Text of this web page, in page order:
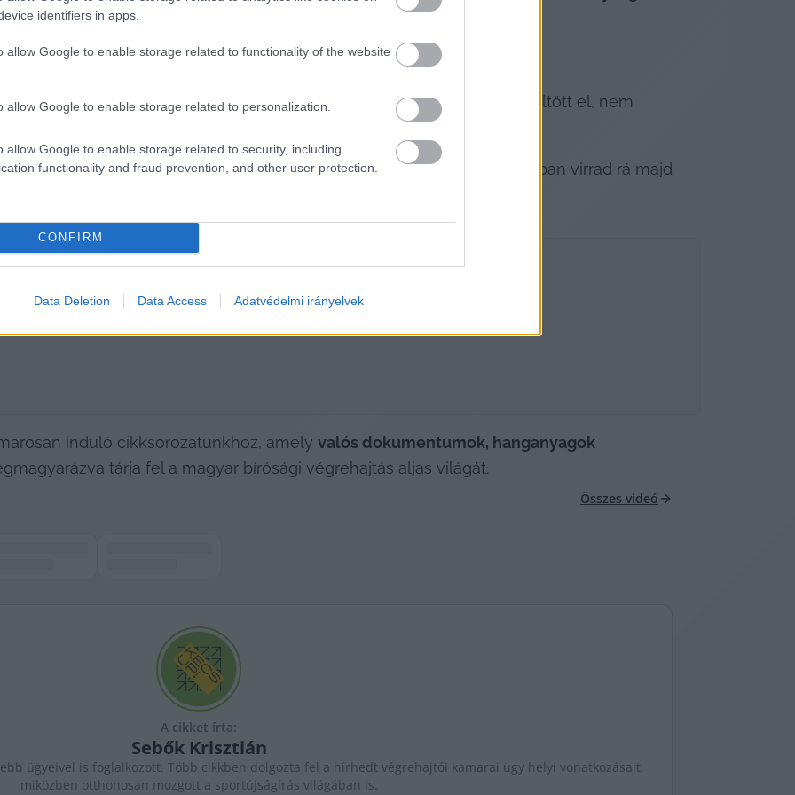
identifiers in apps.
allow Google to enable storage related to functionality of the website
allow Google to enable storage related to personalization.
allow Google to enable storage related to security, including
functionality and fraud prevention, and other user protection.
CONFIRM
Data Deletion Data Access Adatvédelmi irányelvek
megállapítja a végrehajtói szolgálat megszűnését, amennyiben
száma meghaladja egy naptári évben a 275 napot (…).
pillanata, letelik az a 275 nap, amelyet Schadl György távollétben töltött el, nem
a törvény erejénél fogva
megszűnik a végrehajtó jogviszonya
újabb 90 napra meghosszabbították előzetes letartóztatását
, a zárkában virrad rá majd
HIRDETÉS
induló cikksorozatunkhoz, amely valós dokumentumok, hanganyagok
tárja fel a magyar bírósági végrehajtás aljas világát.
Összes videó
A cikket írta:
Sebők Krisztián
ügyeivel is foglalkozott. Több cikkben dolgozta fel a hírhedt végrehajtói kamarai ügy helyi vonatkozásait,
miközben otthonosan mozgott a sportújságírás világában is.